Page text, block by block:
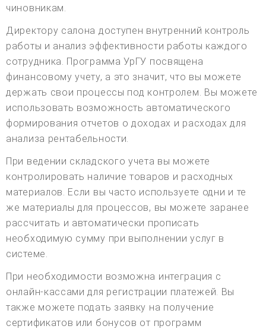
чиновникам.
Директору салона доступен внутренний контроль
работы и анализ эффективности работы каждого
сотрудника. Программа УрГУ посвящена
финансовому учету, а это значит, что вы можете
держать свои процессы под контролем. Вы можете
использовать возможность автоматического
формирования отчетов о доходах и расходах для
анализа рентабельности.
При ведении складского учета вы можете
контролировать наличие товаров и расходных
материалов. Если вы часто используете одни и те
же материалы для процессов, вы можете заранее
рассчитать и автоматически прописать
необходимую сумму при выполнении услуг в
системе.
При необходимости возможна интеграция с
онлайн-кассами для регистрации платежей. Вы
также можете подать заявку на получение
сертификатов или бонусов от программ